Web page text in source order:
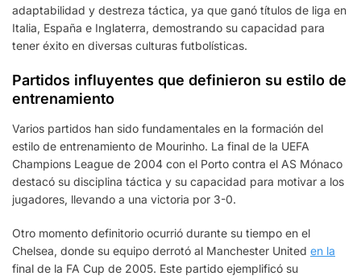
adaptabilidad y destreza táctica, ya que ganó títulos de liga en
Italia, España e Inglaterra, demostrando su capacidad para
tener éxito en diversas culturas futbolísticas.
Partidos influyentes que definieron su estilo de
entrenamiento
Varios partidos han sido fundamentales en la formación del
estilo de entrenamiento de Mourinho. La final de la UEFA
Champions League de 2004 con el Porto contra el AS Mónaco
destacó su disciplina táctica y su capacidad para motivar a los
jugadores, llevando a una victoria por 3-0.
Otro momento definitorio ocurrió durante su tiempo en el
Chelsea, donde su equipo derrotó al Manchester United en la
final de la FA Cup de 2005. Este partido ejemplificó su